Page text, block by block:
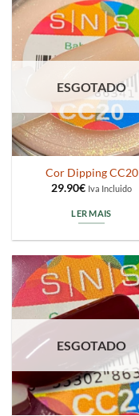
ESGOTADO
Cor Dipping CC20
29.90€ Iva Incluido
LER MAIS
ESGOTADO